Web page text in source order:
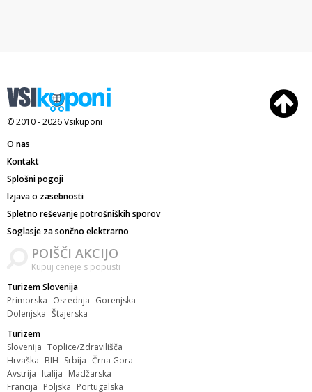
© 2010 - 2026Vsikuponi
O nas
Kontakt
Splošni pogoji
Izjava o zasebnosti
Spletno reševanje potrošniških sporov
Soglasje za sončno elektrarno
POIŠČI AKCIJO
Kupuj ceneje s popusti
Turizem Slovenija
Primorska Osrednja Gorenjska
Dolenjska Štajerska
Turizem
Slovenija Toplice/Zdravilišča
Hrvaška BIH Srbija Črna Gora
Avstrija Italija Madžarska
Francija Poljska Portugalska